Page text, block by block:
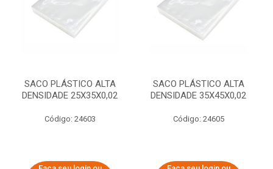
SACO PLÁSTICO ALTA
DENSIDADE 25X35X0,02
Código: 24603
SACO PLÁSTICO ALTA
DENSIDADE 35X45X0,02
Código: 24605